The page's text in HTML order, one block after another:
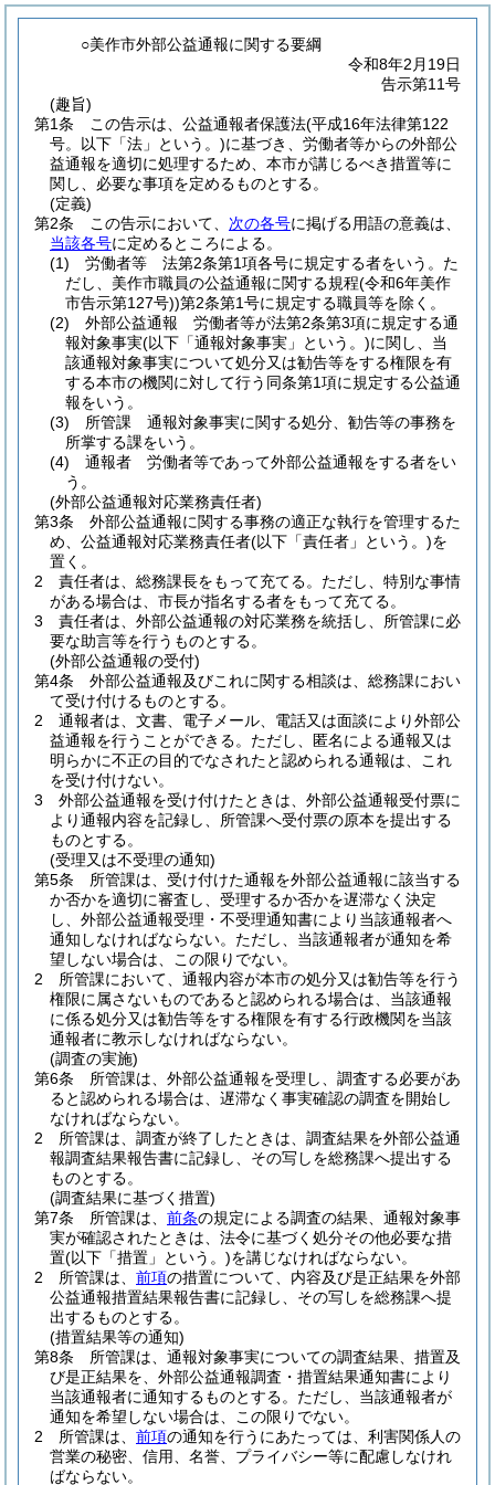
○美作市外部公益通報に関する要綱
令和8年2月19日
告示第11号
(趣旨)
第1条
この告示は、公益通報者保護法(平成16年法律第122
号。以下「法」という。)に基づき、労働者等からの外部公
益通報を適切に処理するため、本市が講じるべき措置等に
関し、必要な事項を定めるものとする。
(定義)
第2条
この告示において、 次の各号に掲げる用語の意義は、
当該各号に定めるところによる。
(1)
労働者等 法第2条第1項各号に規定する者をいう。 た
だし、美作市職員の公益通報に関する規程(令和6年美作
市告示第127号))第2条第1号に規定する職員等を除く。
(2)
外部公益通報 労働者等が法第2条第3項に規定する通
報対象事実(以下「通報対象事実」という。)に関し、当
該通報対象事実について処分又は勧告等をする権限を有
する本市の機関に対して行う同条第1項に規定する公益通
報をいう。
(3)
所管課 通報対象事実に関する処分、勧告等の事務を
所掌する課をいう。
(4)
通報者 労働者等であって外部公益通報をする者をい
う。
(外部公益通報対応業務責任者)
第3条
外部公益通報に関する事務の適正な執行を管理するた
め、公益通報対応業務責任者(以下「責任者」という。)を
置く。
2
責任者は、総務課長をもって充てる。 ただし、特別な事情
がある場合は、市長が指名する者をもって充てる。
3
責任者は、外部公益通報の対応業務を統括し、所管課に必
要な助言等を行うものとする。
(外部公益通報の受付)
第4条
外部公益通報及びこれに関する相談は、総務課におい
て受け付けるものとする。
2
通報者は、文書、電子メール、電話又は面談により外部公
益通報を行うことができる。 ただし、匿名による通報又は
明らかに不正の目的でなされたと認められる通報は、これ
を受け付けない。
3
外部公益通報を受け付けたときは、外部公益通報受付票に
より通報内容を記録し、所管課へ受付票の原本を提出する
ものとする。
(受理又は不受理の通知)
第5条
所管課は、受け付けた通報を外部公益通報に該当する
か否かを適切に審査し、受理するか否かを遅滞なく決定
し、外部公益通報受理・不受理通知書により当該通報者へ
通知しなければならない。 ただし、当該通報者が通知を希
望しない場合は、この限りでない。
2
所管課において、通報内容が本市の処分又は勧告等を行う
権限に属さないものであると認められる場合は、当該通報
に係る処分又は勧告等をする権限を有する行政機関を当該
通報者に教示しなければならない。
(調査の実施)
第6条
所管課は、外部公益通報を受理し、調査する必要があ
ると認められる場合は、遅滞なく事実確認の調査を開始し
なければならない。
2
所管課は、調査が終了したときは、調査結果を外部公益通
報調査結果報告書に記録し、その写しを総務課へ提出する
ものとする。
(調査結果に基づく措置)
第7条
所管課は、 前条の規定による調査の結果、通報対象事
実が確認されたときは、法令に基づく処分その他必要な措
置(以下「措置」という。)を講じなければならない。
2
所管課は、 前項の措置について、内容及び是正結果を外部
公益通報措置結果報告書に記録し、その写しを総務課へ提
出するものとする。
(措置結果等の通知)
第8条
所管課は、通報対象事実についての調査結果、措置及
び是正結果を、外部公益通報調査・措置結果通知書により
当該通報者に通知するものとする。 ただし、当該通報者が
通知を希望しない場合は、この限りでない。
2
所管課は、 前項の通知を行うにあたっては、利害関係人の
営業の秘密、信用、名誉、プライバシー等に配慮しなけれ
ばならない。